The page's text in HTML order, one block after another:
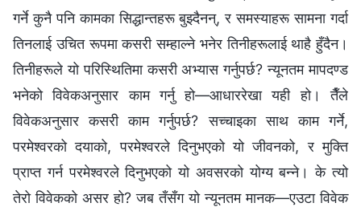
गर्ने कुनै पनि कामका सिद्धान्तहरू बुझ्दैनन्, र समस्याहरू सामना गर्दा
तिनलाई उचित रूपमा कसरी सम्हाल्ने भनेर तिनीहरूलाई थाहै हुँदैन।
तिनीहरूले यो परिस्थितिमा कसरी अभ्यास गर्नुपर्छ? न्यूनतम मापदण्ड
भनेको विवेकअनुसार काम गर्नु हो—आधाररेखा यही हो। तैँले
विवेकअनुसार कसरी काम गर्नुपर्छ? सच्चाइका साथ काम गर्ने,
परमेश्‍वरको दयाको, परमेश्‍वरले दिनुभएको यो जीवनको, र मुक्ति
प्राप्त गर्न परमेश्‍वरले दिनुभएको यो अवसरको योग्य बन्ने। के त्यो
तेरो विवेकको असर हो? जब तँसँग यो न्यूनतम मानक—एउटा विवेक